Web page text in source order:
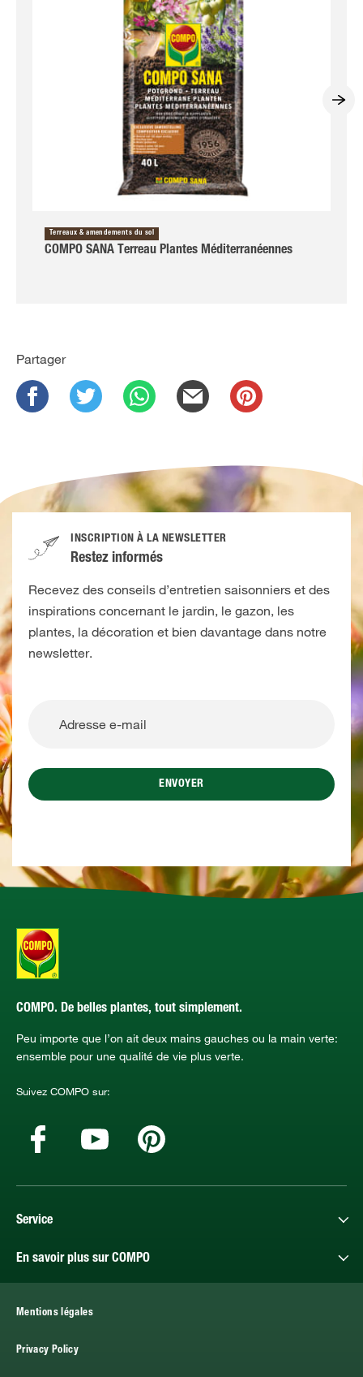
Terreaux & amendements du sol
COMPO SANA Terreau Plantes Méditerranéennes
Partager
INSCRIPTION À LA NEWSLETTER
Restez informés
Recevez des conseils d’entretien saisonniers et des
inspirations concernant le jardin, le gazon, les
plantes, la décoration et bien davantage dans notre
newsletter.
ENVOYER
COMPO. De belles plantes, tout simplement.
Peu importe que l’on ait deux mains gauches ou la main verte:
ensemble pour une qualité de vie plus verte.
Suivez COMPO sur:
Service
En savoir plus sur COMPO
Mentions légales
Privacy Policy